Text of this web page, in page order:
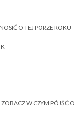
O TEJ PORZE ROKU
W CZYM PÓJŚĆ O